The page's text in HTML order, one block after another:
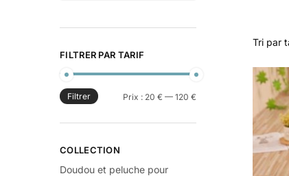
FILTRER PAR TARIF
Filtrer Prix : 20 € — 120 €
COLLECTION
Doudou et peluche pour